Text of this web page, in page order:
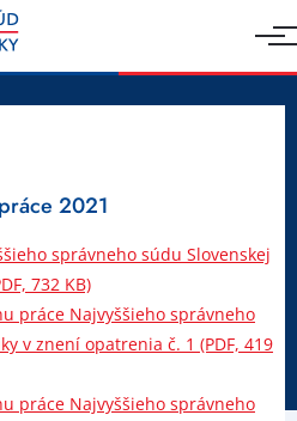
2021
správneho súdu Slovenskej
732 KB)
práce Najvyššieho správneho
v znení opatrenia č. 1 (PDF, 419
práce Najvyššieho správneho